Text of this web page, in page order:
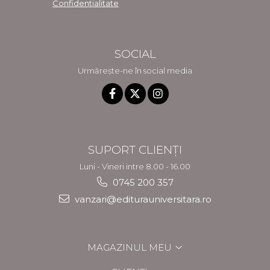
Confidentialitate
SOCIAL
Urmărește-ne în social media
SUPORT CLIENȚI
Luni - Vineri intre 8.00 - 16.00
0745 200 357
vanzari@editurauniversitara.ro
MAGAZINUL MEU